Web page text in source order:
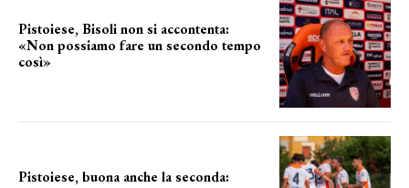
Pistoiese, Bisoli non si accontenta:
«Non possiamo fare un secondo tempo
così»
Pistoiese, buona anche la seconda: